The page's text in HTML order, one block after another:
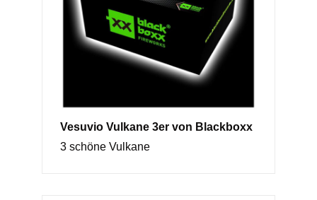
Vesuvio Vulkane 3er von Blackboxx
3 schöne Vulkane